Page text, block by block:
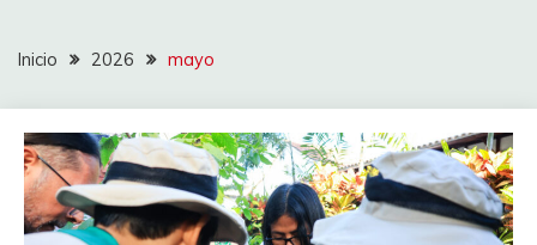
Inicio 2026 mayo